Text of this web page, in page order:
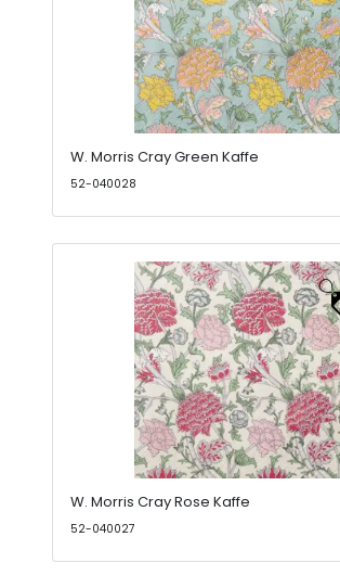
W. Morris Cray Green Kaffe
52-040028
W. Morris Cray Rose Kaffe
52-040027